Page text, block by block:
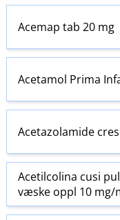
Acemap tab 20 mg
Acetamol Prima
Acetazolamide
Acetilcolina cusi
væske oppl 10 mg/